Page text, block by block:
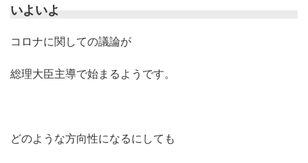
いよいよ
コロナに関しての議論が
総理大臣主導で始まるようです。
どのような方向性になるにしても